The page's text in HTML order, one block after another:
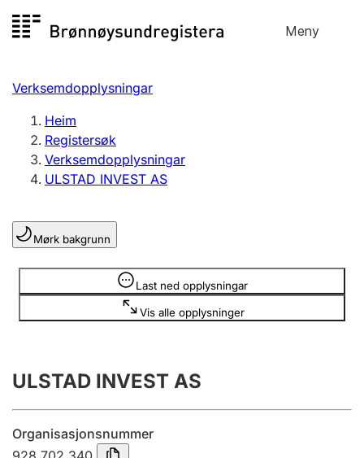
til
Meny
Registersøk
Aksjeselskap
Enkeltpersonføretak
Registrere, endre, slette
Lag og foreining
Registrere, endre, slette
Årsrekneskap
Innsending og forseinkingsgebyr
Verksemdopplysningar
Heim
Registersøk
Verksemdopplysningar
ULSTAD INVEST AS
Mørk bakgrunn
Last ned opplysningar
Vis alle opplysninger
Opplysninger er skjult
ULSTAD INVEST AS
Organisasjonsnummer